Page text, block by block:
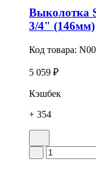
Выколотка
3/4" (146мм)
Код товара:
5 059 ₽
Кэшбек
+ 354